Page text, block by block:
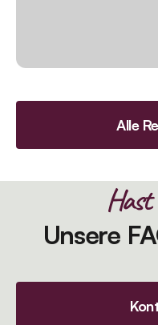
Alle
Hast
Unsere